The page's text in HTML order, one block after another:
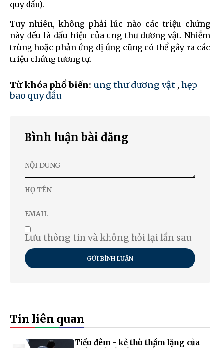
quy đầu).
Tuy nhiên, không phải lúc nào các triệu chứng
này đều là dấu hiệu của ung thư dương vật. Nhiễm
trùng hoặc phản ứng dị ứng cũng có thể gây ra các
triệu chứng tương tự.
Từ khóa phổ biến: ung thư dương vật , hẹp
bao quy đầu
Bình luận bài đăng
Lưu thông tin và không hỏi lại lần sau
GỬI BÌNH LUẬN
Tin liên quan
Tiểu đêm - kẻ thù thầm lặng của